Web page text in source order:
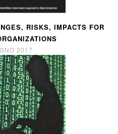
RISKS, IMPACTS FOR
2017